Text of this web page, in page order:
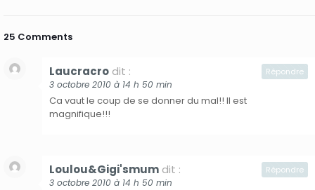
25 Comments
Laucracro dit :
3 octobre 2010 à 14 h 50 min
Ca vaut le coup de se donner du mal!! Il est
magnifique!!!
Répondre
Loulou&Gigi'smum dit :
3 octobre 2010 à 14 h 50 min
Répondre